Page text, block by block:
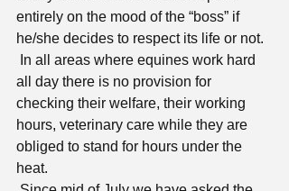
entirely on the mood of the “boss” if
he/she decides to respect its life or not.
all day there is no provision for
checking their welfare, their working
hours, veterinary care while they are
obliged to stand for hours under the
heat.